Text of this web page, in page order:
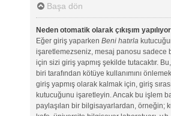
Başa dön
Neden otomatik olarak çıkışım
Eğer giriş yaparken Beni hatırla
işaretlemezseniz, mesaj panosu sadece
için sizi giriş yapmış şekilde tutacaktır.
biri tarafından kötüye kullanımını
giriş yapmış olarak kalmak için, giriş
kutucuğunu işaretleyin. Ancak bu işlem
paylaşılan bir bilgisayarlardan, örneğin;